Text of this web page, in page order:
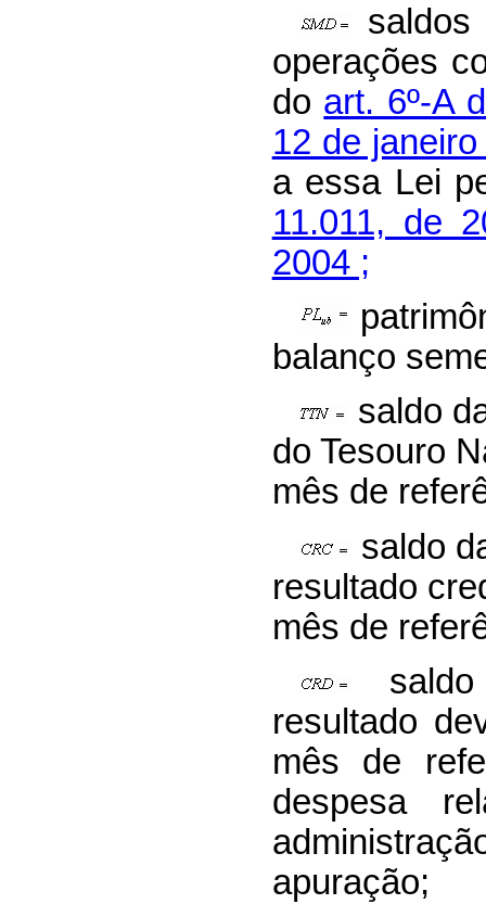
saldos
operações
do art. 6º-A
12 de
a essa Lei
11.011, de
2004 ;
balanço
saldo
do Tesouro
mês de
saldo
resultado
mês de
resultado
mês de
despesa
apuração;